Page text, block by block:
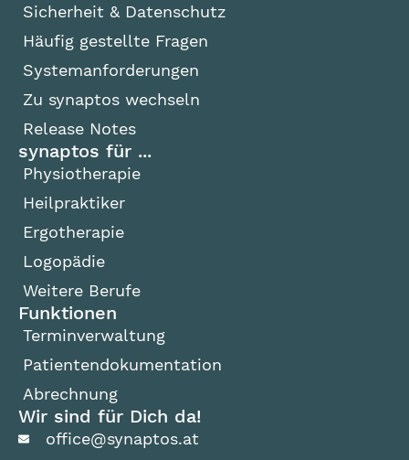
Sicherheit & Datenschutz
Häufig gestellte Fragen
Systemanforderungen
Zu synaptos wechseln
Release Notes
synaptos für ...
Physiotherapie
Heilpraktiker
Ergotherapie
Logopädie
Weitere Berufe
Funktionen
Terminverwaltung
Patientendokumentation
Abrechnung
Wir sind für Dich da!
office@synaptos.at